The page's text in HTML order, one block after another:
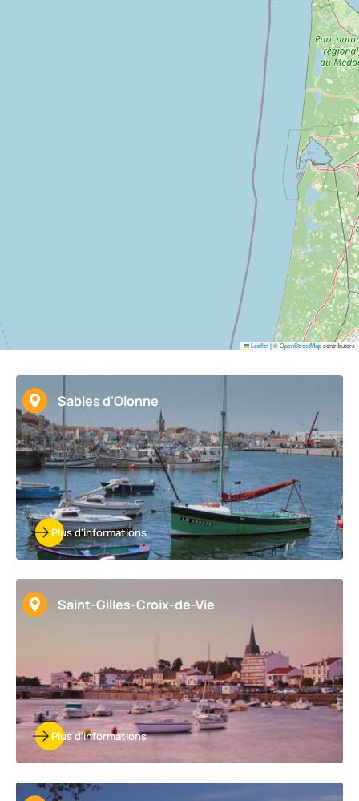
Sables d'Olonne
Plus d'informations
Saint-Gilles-Croix-de-Vie
Plus d'informations
Leaflet|©OpenStreetMapcontributors